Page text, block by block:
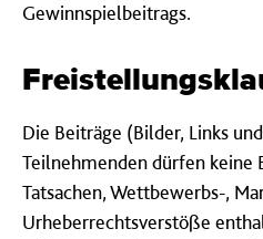
Gewinnspielbeitrags.
Die Beiträge (Bilder, Links
Teilnehmenden dürfen keine
Tatsachen, Wettbewerbs-,
Urheberrechtsverstöße